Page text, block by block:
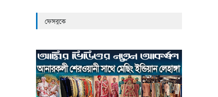
ফেসবুকে